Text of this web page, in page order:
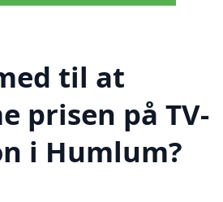
til at
prisen på TV-
i Humlum?